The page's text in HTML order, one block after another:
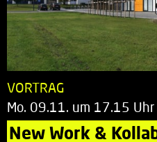
VORTRAG
Mo. 09.11. um 17.15 Uhr
New Work &